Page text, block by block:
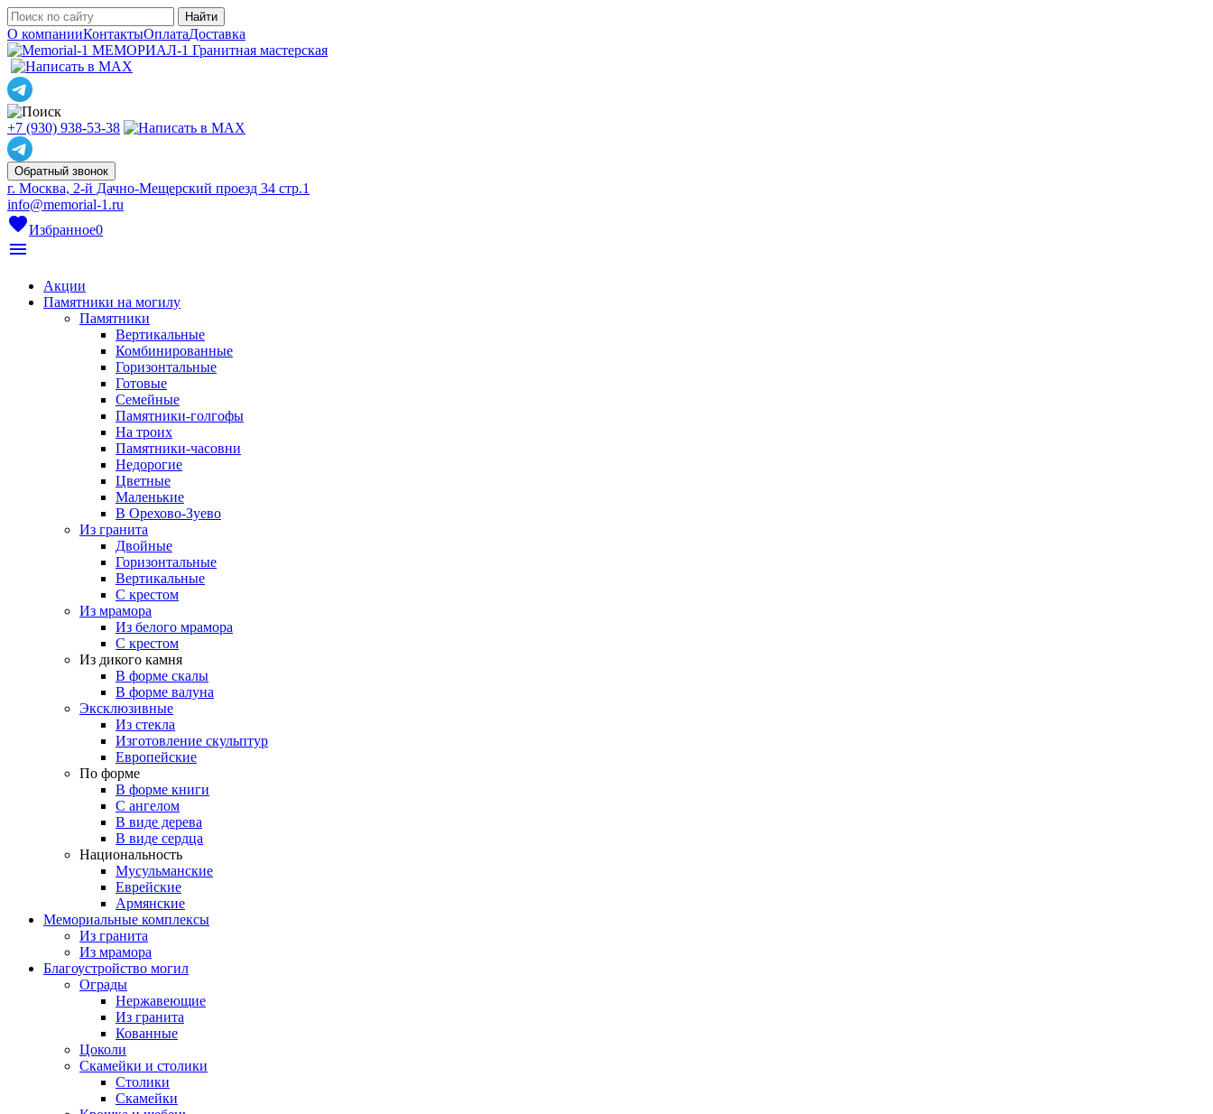
О компанииКонтактыОплатаДоставка
МЕМОРИАЛ-1 Гранитная мастерская
+7 (930) 938-53-38
Обратный звонок
г. Москва, 2-й Дачно-Мещерский проезд 34 стр.1
info@memorial-1.ru
favoriteИзбранное0
menu
Акции
Памятники на могилу
Памятники
Вертикальные
Комбинированные
Горизонтальные
Готовые
Семейные
Памятники-голгофы
На троих
Памятники-часовни
Недорогие
Цветные
Маленькие
В Орехово-Зуево
Из гранита
Двойные
Горизонтальные
Вертикальные
С крестом
Из мрамора
Из белого мрамора
С крестом
Из дикого камня
В форме скалы
В форме валуна
Эксклюзивные
Из стекла
Изготовление скульптур
Европейские
По форме
В форме книги
С ангелом
В виде дерева
В виде сердца
Национальность
Мусульманские
Еврейские
Армянские
Мемориальные комплексы
Из гранита
Из мрамора
Благоустройство могил
Ограды
Нержавеющие
Из гранита
Кованные
Цоколи
Скамейки и столики
Столики
Скамейки